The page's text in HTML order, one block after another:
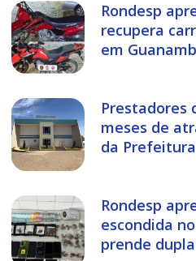
Rondesp
recupera
em
Prestadores
meses de
da
Rondesp
escondida
prende